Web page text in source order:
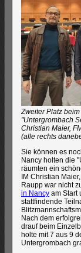
Zweiter Platz
"Untergrombach
Christian Maier,
(alle rechts
Sie können es
Nancy holten die
räumten ein
IM Christian
Raupp war nicht
in Nancy am Start
stattfindende
Nach dem
drauf beim
holte mit 7 aus 9
Untergrombach